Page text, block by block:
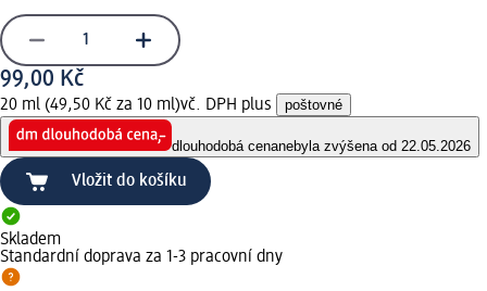
99,00 Kč
20 ml (49,50 Kč za 10 ml)vč. DPH plus poštovné
dlouhodobá cenanebyla zvýšena od 22.05.2026
Vložit do košíku
Skladem
Standardní doprava za 1-3 pracovní dny